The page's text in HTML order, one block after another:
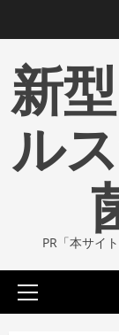
ン
ツ
ま
新
ル
PR「本サイ
プ